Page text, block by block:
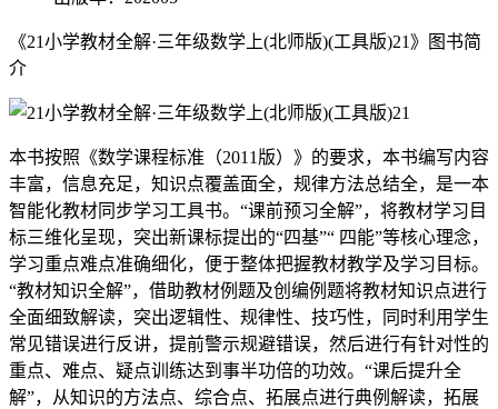
《21小学教材全解·三年级数学上(北师版)(工具版)21》图书简
介
本书按照《数学课程标准（2011版）》的要求，本书编写内容
丰富，信息充足，知识点覆盖面全，规律方法总结全，是一本
智能化教材同步学习工具书。“课前预习全解”，将教材学习目
标三维化呈现，突出新课标提出的“四基”“ 四能”等核心理念，
学习重点难点准确细化，便于整体把握教材教学及学习目标。
“教材知识全解”，借助教材例题及创编例题将教材知识点进行
全面细致解读，突出逻辑性、规律性、技巧性，同时利用学生
常见错误进行反讲，提前警示规避错误，然后进行有针对性的
重点、难点、疑点训练达到事半功倍的功效。“课后提升全
解”，从知识的方法点、综合点、拓展点进行典例解读，拓展